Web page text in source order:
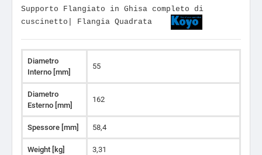
Supporto Flangiato in Ghisa completo di
cuscinetto| Flangia Quadrata
Diametro
Interno [mm]
55
Diametro
Esterno [mm]
162
Spessore [mm] 58,4
Weight [kg] 3,31